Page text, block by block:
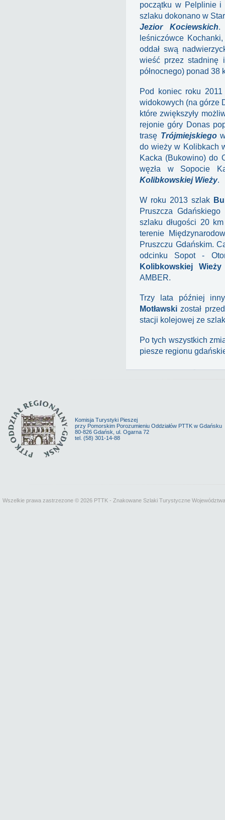
początku w Pelplinie
szlaku dokonano w
Jezior Kociewskich.
leśniczówce
oddał swą
wieść przez stadninę
północnego) ponad 38
Pod koniec roku
widokowych (na górze
które zwiększyły
rejonie góry Donas
trasę Trójmiejskiego
do wieży w Kolibkach
Kacka (Bukowino) do
węzła w Sopocie
Kolibkowskiej Wieży.
W roku 2013 szlak
Pruszcza
szlaku długości 20
terenie
Pruszczu Gdańskim.
odcinku Sopot -
Kolibkowskiej Wieży
AMBER.
Trzy lata później
Motławski został
stacji kolejowej ze
Po tych wszystkich
piesze regionu
Komisja Turystyki Pieszej
przy Pomorskim Porozumieniu Oddziałów PTTK w Gdańsku
80-826 Gdańsk, ul. Ogarna 72
tel. (58) 301-14-88
Wszelkie prawa zastrzezone © 2026 PTTK - Znakowane Szlaki Turystyczne